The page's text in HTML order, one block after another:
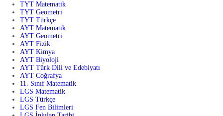
TYT Matematik
TYT Geometri
TYT Türkçe
AYT Matematik
AYT Geometri
AYT Fizik
AYT Kimya
AYT Biyoloji
AYT Türk Dili ve Edebiyatı
AYT Coğrafya
11. Sınıf Matematik
LGS Matematik
LGS Türkçe
LGS Fen Bilimleri